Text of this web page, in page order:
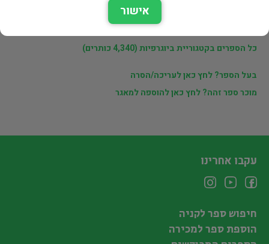
כל הספרים בקטגוריית ביוגרפיות (4,340 כותרים)
בעל הספר? לחץ כאן לעריכה/הסרה
מוכר ספר זהה? לחץ כאן להוספה למאגר
אישור
עקבו אחרינו
חיפוש ספר לקניה
הוספת ספר למכירה